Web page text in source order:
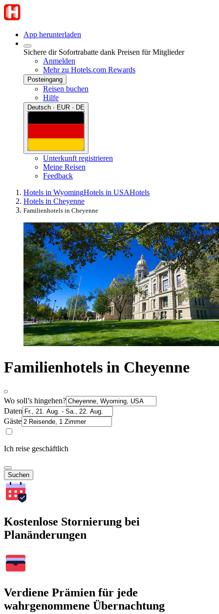
App herunterladen
Sichere dir Sofortrabatte dank Preisen für Mitglieder
Anmelden
Mehr zu Hotels.com Rewards
Posteingang
Reisen buchen
Hilfe
Deutsch · EUR · DE
Unterkunft registrieren
Meine Reisen
Feedback
Hotels in WyomingHotels in USAHotels
Hotels in Cheyenne
Familienhotels in Cheyenne
Familienhotels in Cheyenne
Wo soll’s hingehen?
Daten
Gäste
Ich reise geschäftlich
Suchen
Kostenlose Stornierung bei
Planänderungen
Verdiene Prämien für jede
wahrgenommene Übernachtung